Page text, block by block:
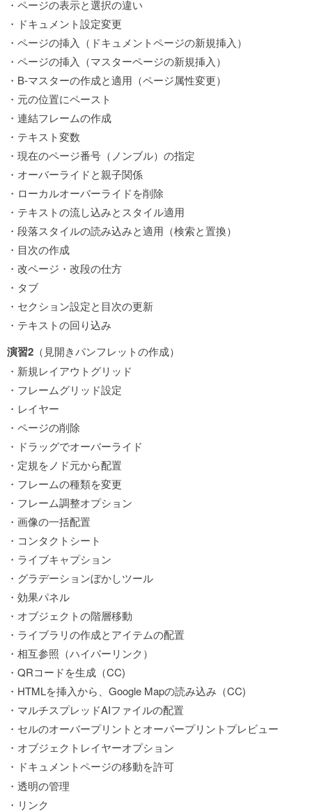
・ページの表示と選択の違い
・ドキュメント設定変更
・ページの挿入（ドキュメントページの新規挿入）
・ページの挿入（マスターページの新規挿入）
・B-マスターの作成と適用（ページ属性変更）
・元の位置にペースト
・連結フレームの作成
・テキスト変数
・現在のページ番号（ノンブル）の指定
・オーバーライドと親子関係
・ローカルオーバーライドを削除
・テキストの流し込みとスタイル適用
・段落スタイルの読み込みと適用（検索と置換）
・目次の作成
・改ページ・改段の仕方
・タブ
・セクション設定と目次の更新
・テキストの回り込み
演習2 （見開きパンフレットの作成）
・新規レイアウトグリッド
・フレームグリッド設定
・レイヤー
・ページの削除
・ドラッグでオーバーライド
・定規をノド元から配置
・フレームの種類を変更
・フレーム調整オプション
・画像の一括配置
・コンタクトシート
・ライブキャプション
・グラデーションぼかしツール
・効果パネル
・オブジェクトの階層移動
・ライブラリの作成とアイテムの配置
・相互参照（ハイパーリンク）
・QRコードを生成（CC)
・HTMLを挿入から、Google Mapの読み込み（CC)
・マルチスプレッドAIファイルの配置
・セルのオーバープリントとオーパープリントプレビュー
・オブジェクトレイヤーオプション
・ドキュメントページの移動を許可
・透明の管理
・リンク